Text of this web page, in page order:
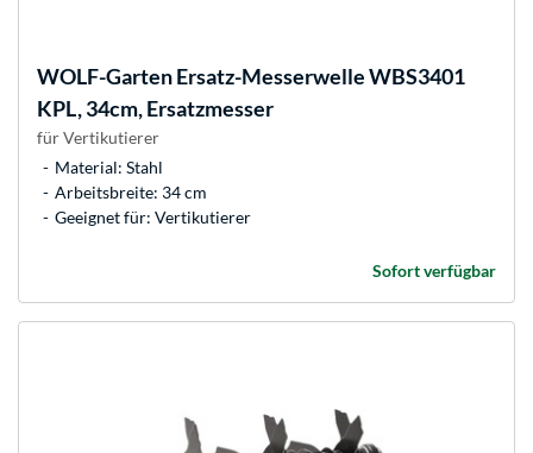
WOLF-GartenErsatz-Messerwelle WBS3401
KPL, 34cm, Ersatzmesser
für Vertikutierer
Material: Stahl
Arbeitsbreite: 34 cm
Geeignet für: Vertikutierer
Sofort verfügbar